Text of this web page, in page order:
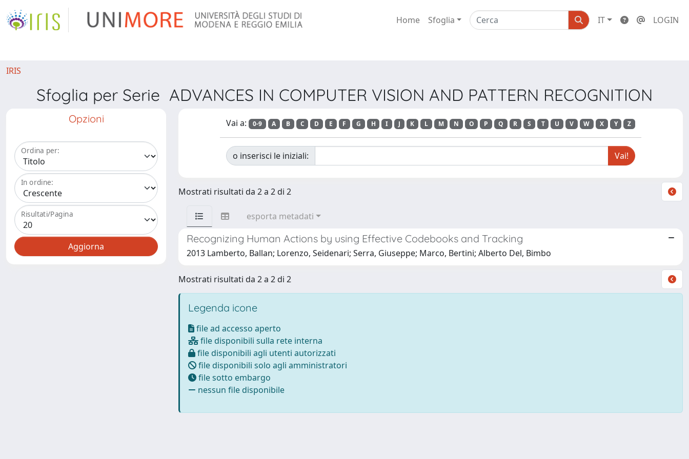
Home Sfoglia IT LOGIN
IRIS
Sfoglia per Serie ADVANCES IN COMPUTER VISION AND PATTERN RECOGNITION
Opzioni
Ordina per:
In ordine:
Risultati/Pagina
Vai a: 0-9 A B C D E F G H I J K L M N O P Q R S T U V W X Y Z
o inserisci le iniziali:
Mostrati risultati da 2 a 2 di 2
esporta metadati
Recognizing Human Actions by using Effective Codebooks and Tracking
2013 Lamberto, Ballan; Lorenzo, Seidenari; Serra, Giuseppe; Marco, Bertini; Alberto Del, Bimbo
Mostrati risultati da 2 a 2 di 2
Legenda icone
file ad accesso aperto
file disponibili sulla rete interna
file disponibili agli utenti autorizzati
file disponibili solo agli amministratori
file sotto embargo
nessun file disponibile